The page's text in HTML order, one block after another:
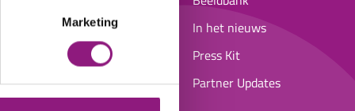
Marketing
Facilitaire/ praktische
vergunning
In het nieuws
Press Kit
Partner Updates